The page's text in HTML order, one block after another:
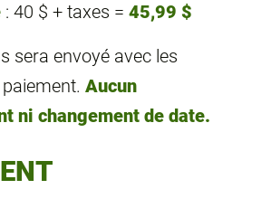
: 40 $ + taxes = 45,99 $
sera envoyé avec les
Aucun
ni changement de date.